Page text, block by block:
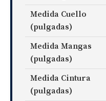
Medida Cuello
(pulgadas)
Medida Mangas
(pulgadas)
Medida Cintura
(pulgadas)